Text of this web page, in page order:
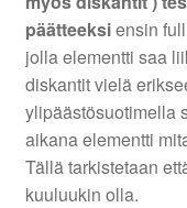
päätteeksiensin full
jolla elementti saa
diskantit vielä
ylipäästösuotimella
aikana elementti
Tällä tarkistetaan
kuuluukin olla.